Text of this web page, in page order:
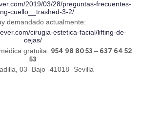
2019/03/28/preguntas-frecuentes-
cuello__trashed-3-2/
demandado actualmente:
cirugia-estetica-facial/lifting-de-
cejas/
gratuita: 954 98 80 53 – 637 64 52
53
03- Bajo -41018- Sevilla